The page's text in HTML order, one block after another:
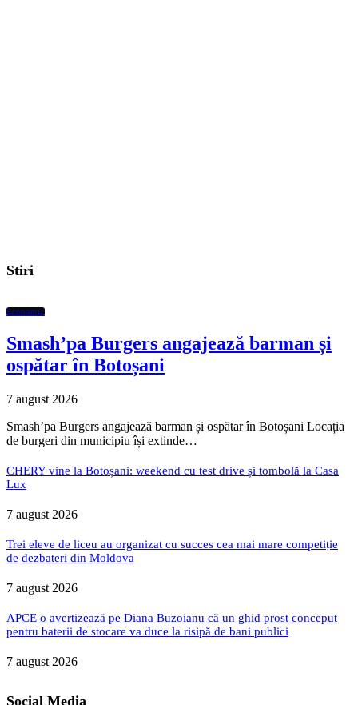
Stiri
Economic
Smash’pa Burgers angajează barman și
ospătar în Botoșani
7 august 2026
Smash’pa Burgers angajează barman și ospătar în Botoșani Locația
de burgeri din municipiu își extinde…
CHERY vine la Botoșani: weekend cu test drive și tombolă la Casa
Lux
7 august 2026
Trei eleve de liceu au organizat cu succes cea mai mare competiție
de dezbateri din Moldova
7 august 2026
APCE o avertizează pe Diana Buzoianu că un ghid prost conceput
pentru baterii de stocare va duce la risipă de bani publici
7 august 2026
Social Media